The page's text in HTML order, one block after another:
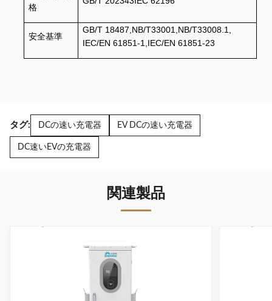
格
安全基準
GB/T 18487,NB/T33001,NB/T33008.1,
IEC/EN 61851-1,IEC/EN 61851-23
タグ: DCの速い充電器 EV DCの速い充電器
DC速いEVの充電器
関連製品